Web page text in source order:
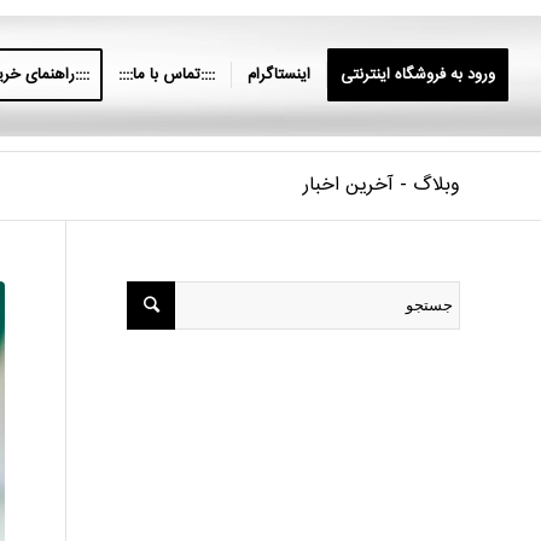
ورود به فروشگاه اینترنتی اینستاگرام ::::تماس با ما:::: ::::راهنمای
وبلاگ - آخرین اخبار